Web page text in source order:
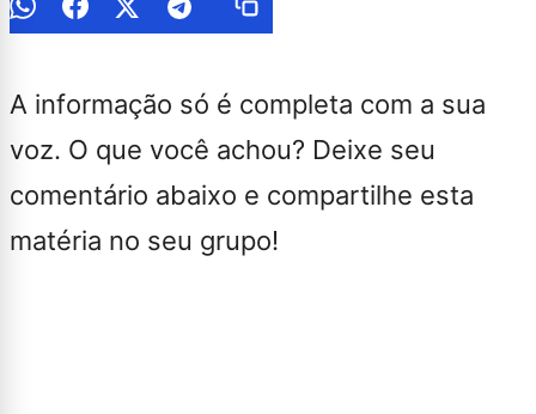
A informação só é completa com a sua
voz. O que você achou? Deixe seu
comentário abaixo e compartilhe esta
matéria no seu grupo!